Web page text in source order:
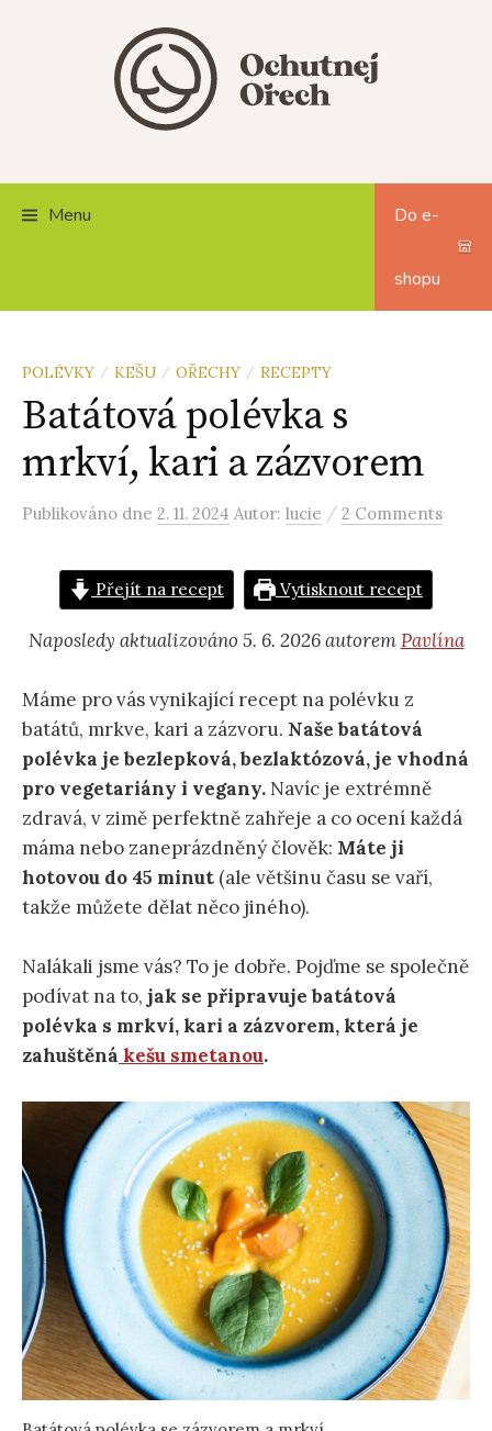
Menu Do e-
shopu
POLÉVKY / KEŠU / OŘECHY / RECEPTY
Batátová polévka s
mrkví, kari a zázvorem
Publikováno dne 2. 11. 2024 Autor: lucie / 2 Comments
Přejít na recept Vytisknout recept
Naposledy aktualizováno 5. 6. 2026 autoremPavlína
Máme pro vás vynikající recept na polévku z
batátů, mrkve, kari a zázvoru. Naše batátová
polévka je bezlepková, bezlaktózová, je vhodná
pro vegetariány i vegany. Navíc je extrémně
zdravá, v zimě perfektně zahřeje a co ocení každá
máma nebo zaneprázdněný člověk: Máte ji
hotovou do 45 minut (ale většinu času se vaří,
takže můžete dělat něco jiného).
Nalákali jsme vás? To je dobře. Pojďme se společně
podívat na to, jak se připravuje batátová
polévka s mrkví, kari a zázvorem, která je
zahuštěná kešu smetanou.